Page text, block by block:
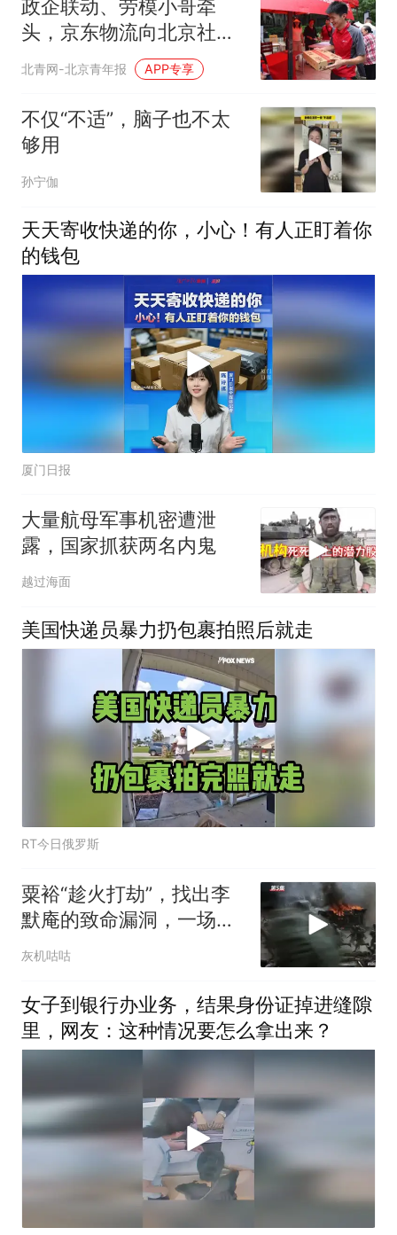
政企联动、劳模小哥牵
头，京东物流向北京社区
老人派发500箱平谷大桃
北青网-北京青年报 APP专享
不仅“不适”，脑子也不太
够用
孙宁伽
天天寄收快递的你，小心！有人正盯着你
的钱包
厦门日报
大量航母军事机密遭泄
露，国家抓获两名内鬼
越过海面
美国快递员暴力扔包裹拍照后就走
RT今日俄罗斯
粟裕“趁火打劫”，找出李
默庵的致命漏洞，一场闪
电战再次封神
灰机咕咕
女子到银行办业务，结果身份证掉进缝隙
里，网友：这种情况要怎么拿出来？